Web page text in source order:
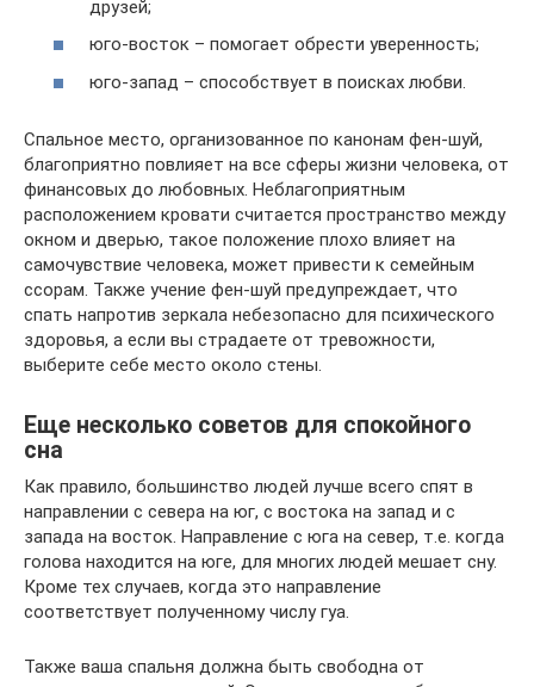
друзей;
юго-восток – помогает обрести уверенность;
юго-запад – способствует в поисках любви.
Спальное место, организованное по канонам фен-шуй,
благоприятно повлияет на все сферы жизни человека, от
финансовых до любовных. Неблагоприятным
расположением кровати считается пространство между
окном и дверью, такое положение плохо влияет на
самочувствие человека, может привести к семейным
ссорам. Также учение фен-шуй предупреждает, что
спать напротив зеркала небезопасно для психического
здоровья, а если вы страдаете от тревожности,
выберите себе место около стены.
Еще несколько советов для спокойного
сна
Как правило, большинство людей лучше всего спят в
направлении с севера на юг, с востока на запад и с
запада на восток. Направление с юга на север, т.е. когда
голова находится на юге, для многих людей мешает сну.
Кроме тех случаев, когда это направление
соответствует полученному числу гуа.
Также ваша спальня должна быть свободна от